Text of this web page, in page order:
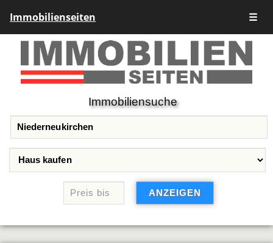
Immobilienseiten ☰
Immobiliensuche